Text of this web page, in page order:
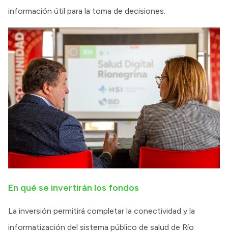
información útil para la toma de decisiones.
En qué se invertirán los fondos
La inversión permitirá completar la conectividad y la
informatización del sistema público de salud de Río